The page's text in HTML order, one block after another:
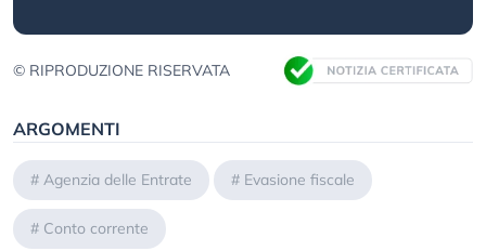
© RIPRODUZIONE RISERVATA
ARGOMENTI
# Agenzia delle Entrate # Evasione fiscale
# Conto corrente